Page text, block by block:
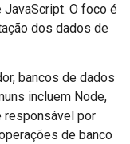
JavaScript. O foco é
dos dados de
bancos de dados
incluem Node,
responsável por
de banco